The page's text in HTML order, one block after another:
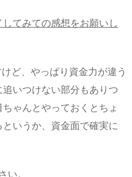
てみての感想をお願いし
ど、やっぱり資金力が違う
いつけない部分もありつ
ゃんとやっておくとちょ
いうか、資金面で確実に
。